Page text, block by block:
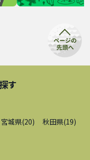
す
宮城県(20) 秋田県(19)